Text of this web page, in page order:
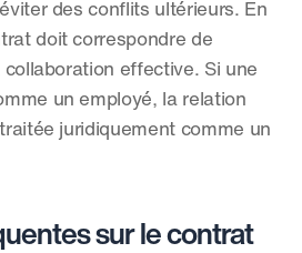
des conflits ultérieurs. En
doit correspondre de
effective. Si une
un employé, la relation
juridiquement comme un
sur le contrat